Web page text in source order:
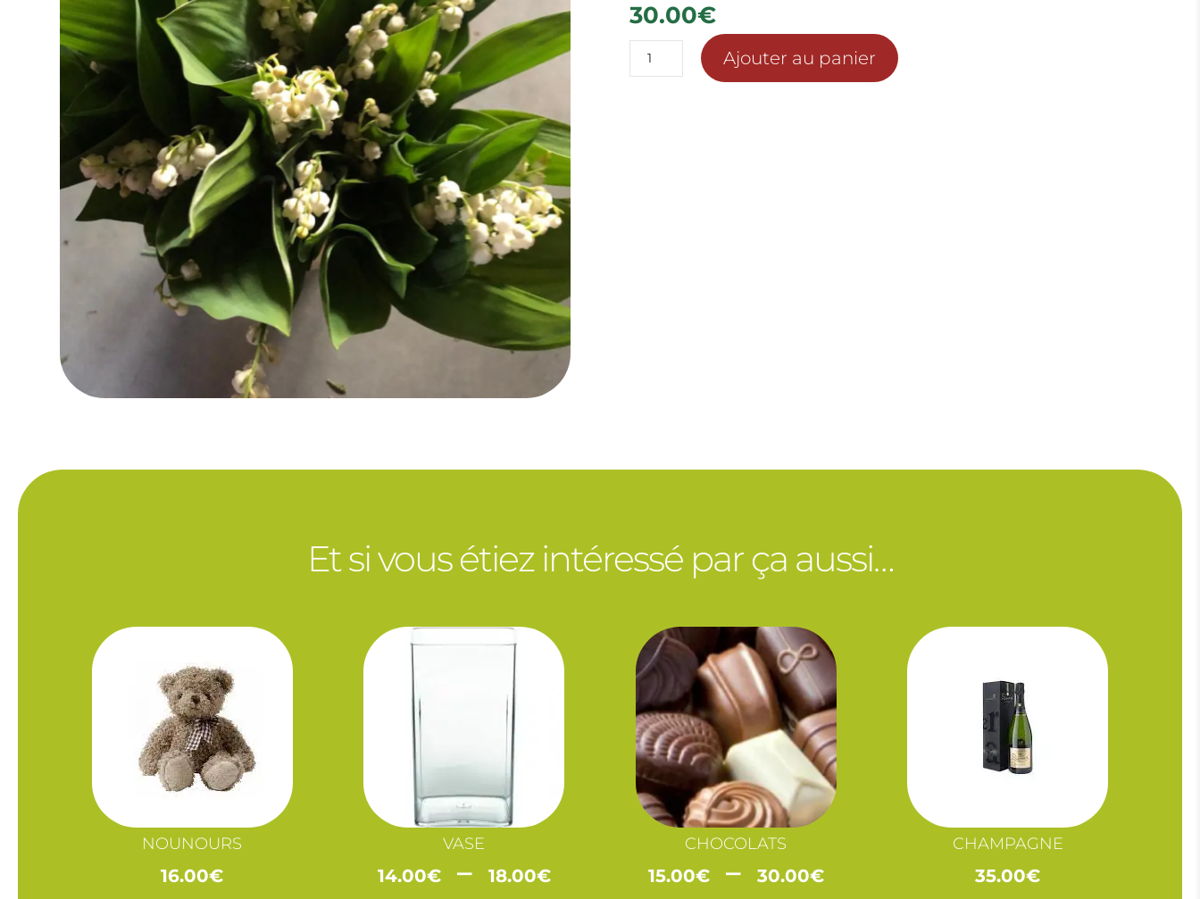
30.00€
quantité
de
Ajouter au panier
Et si vous étiez intéressé par ça aussi…
NOUNOURS
16.00€
VASE
14.00€ – 18.00€Plage
CHOCOLATS
15.00€ – 30.00€Plage
CHAMPAGNE
35.00€